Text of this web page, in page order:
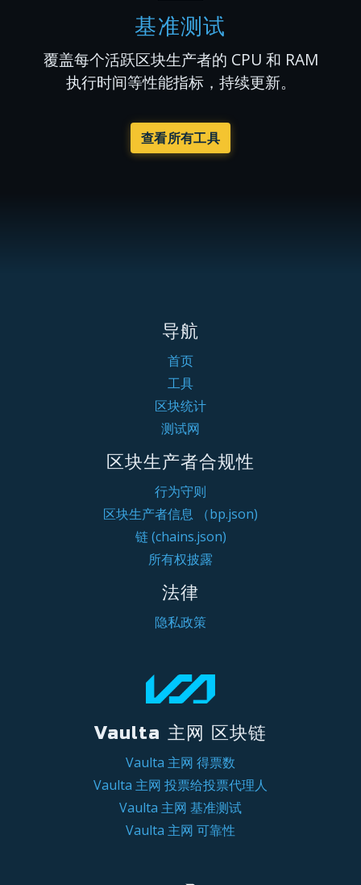
基准测试
覆盖每个活跃区块生产者的 CPU 和 RAM
执行时间等性能指标，持续更新。
查看所有工具
导航
首页
工具
区块统计
测试网
区块生产者合规性
行为守则
区块生产者信息 （bp.json)
链 (chains.json)
所有权披露
法律
隐私政策
Vaulta 主网 区块链
Vaulta 主网 得票数
Vaulta 主网 投票给投票代理人
Vaulta 主网 基准测试
Vaulta 主网 可靠性